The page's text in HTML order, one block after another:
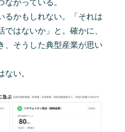
がっている。
るかもしれない。「それは
はないか」と。確かに、
、そうした典型産業が思い
い。